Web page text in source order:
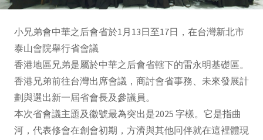
小兄弟會中華之后會省於1月13日至17日，在台灣新北市
泰山會院舉行省會議
香港地區兄弟是屬於中華之后會省轄下的雷永明基礎區。
香港兄弟前往台灣出席會議，商討會省事務、未來發展計
劃與選出新一屆省會長及參議員。
本次省會議主題及徽號最為突出是2025 字樣。它是指曲
河，代表修會在創會初期，⽅濟與其他冋伴就在這裡體現